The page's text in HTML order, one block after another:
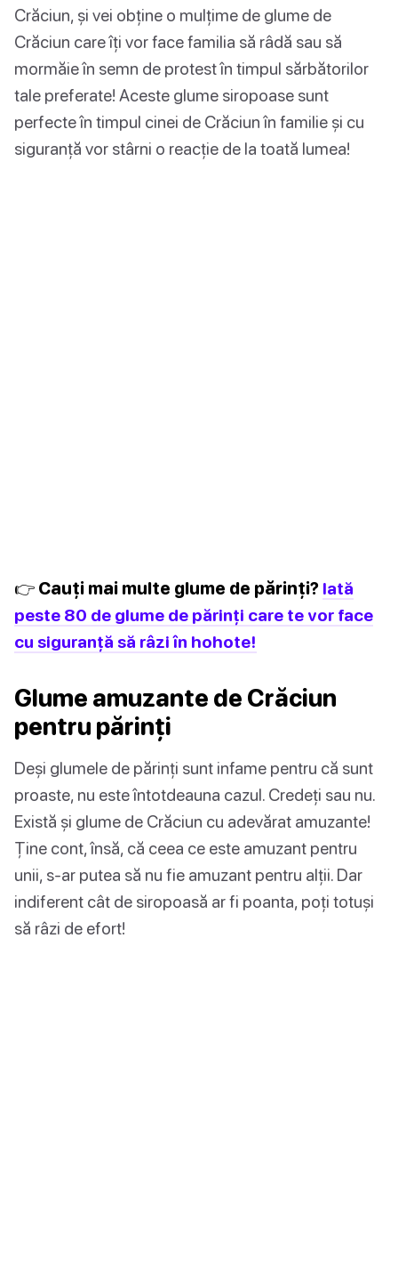
Crăciun, și vei obține o mulțime de glume de
Crăciun care îți vor face familia să râdă sau să
mormăie în semn de protest în timpul sărbătorilor
tale preferate! Aceste glume siropoase sunt
perfecte în timpul cinei de Crăciun în familie și cu
siguranță vor stârni o reacție de la toată lumea!
👉 Cauți mai multe glume de părinți? Iată
peste 80 de glume de părinți care te vor face
cu siguranță să râzi în hohote!
Glume amuzante de Crăciun
pentru părinți
Deși glumele de părinți sunt infame pentru că sunt
proaste, nu este întotdeauna cazul. Credeți sau nu.
Există și glume de Crăciun cu adevărat amuzante!
Ține cont, însă, că ceea ce este amuzant pentru
unii, s-ar putea să nu fie amuzant pentru alții. Dar
indiferent cât de siropoasă ar fi poanta, poți totuși
să râzi de efort!